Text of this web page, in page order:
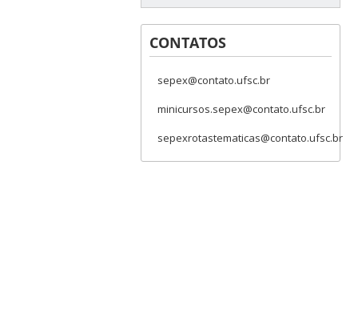
CONTATOS
sepex@contato.ufsc.br
minicursos.sepex@contato.ufsc.br
sepexrotastematicas@contato.ufsc.br